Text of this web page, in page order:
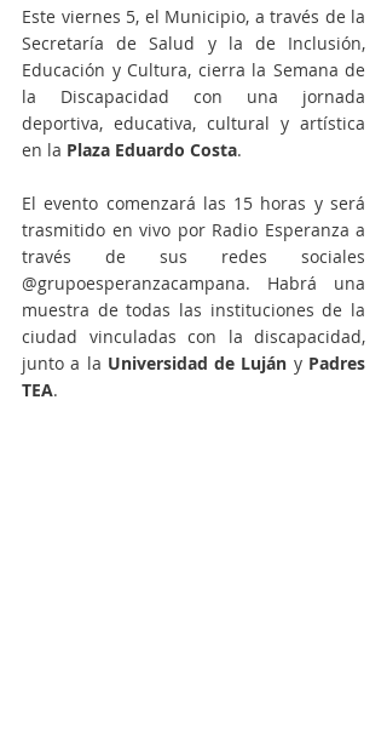
Este viernes 5, el Municipio, a través de la
Secretaría de Salud y la de Inclusión,
Educación y Cultura, cierra la Semana de
la Discapacidad con una jornada
deportiva, educativa, cultural y artística
en la Plaza Eduardo Costa.
El evento comenzará las 15 horas y será
trasmitido en vivo por Radio Esperanza a
través de sus redes sociales
@grupoesperanzacampana. Habrá una
muestra de todas las instituciones de la
ciudad vinculadas con la discapacidad,
junto a la Universidad de Luján y Padres
TEA.